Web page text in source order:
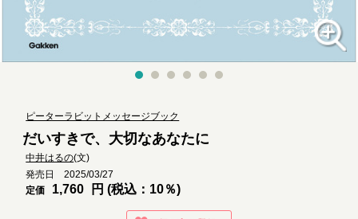
ピーターラビットメッセージブック
だいすきで、大切なあなたに
中井はるの(文)
発売日 2025/03/27
定価
1,760 円 (税込：10％)